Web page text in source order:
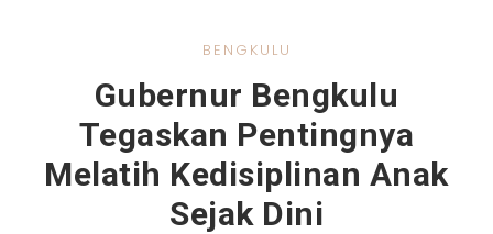
BENGKULU
Gubernur Bengkulu
Tegaskan Pentingnya
Melatih Kedisiplinan Anak
Sejak Dini